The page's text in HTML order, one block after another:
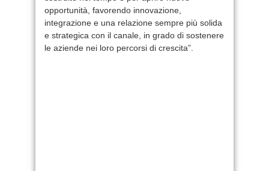
opportunità, favorendo innovazione,
integrazione e una relazione sempre più solida
e strategica con il canale, in grado di sostenere
le aziende nei loro percorsi di crescita”.